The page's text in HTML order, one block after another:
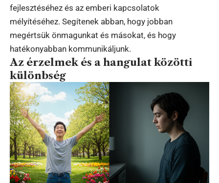
fejlesztéséhez és az emberi kapcsolatok
mélyítéséhez. Segítenek abban, hogy jobban
megértsük önmagunkat és másokat, és hogy
hatékonyabban kommunikáljunk.
Az érzelmek és a hangulat közötti
különbség